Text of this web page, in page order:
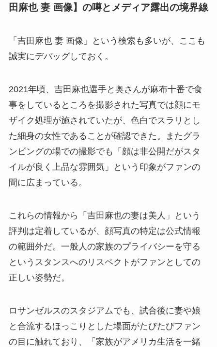
田麻也 妻 画像】の噂とメディア露出の境界線
「吉田麻也 妻 画像」という検索も多いが、ここも
誠実にデバッグしておく。
2021年頃、吉田麻也選手と奥さんが麻布十番で食
事をしているところを撮影された写真では顔にモ
ザイク処理が施されていたが、色白でスラリとし
た細身の女性であることが確認できた。またグラ
ンピングの場での撮影でも「顔は非公開だがスタ
イルが良く上品な雰囲気」という印象がファンの
間に広まっている。
これらの情報から「吉田麻也の妻は美人」という
評判は定着しているが、顔写真の特定は公式情報
の範囲外だ。一般人の家族のプライバシーを守る
というスタンスへのリスペクトがファンとしての
正しい姿勢だ。
ロサンゼルスのスタジアムでも、試合後に妻や娘
と合流するほっこりとした場面がたびたびファン
の目に触れており、「家族がアメリカ生活を一緒